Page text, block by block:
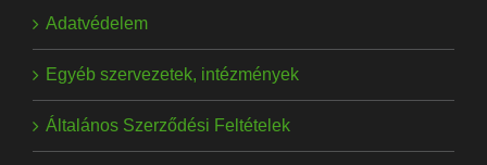
Adatvédelem
Egyéb szervezetek, intézmények
Általános Szerződési Feltételek